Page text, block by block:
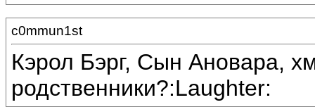
c0mmun1st
Кэрол Бэрг, Сын Ановара,
родственники?:Laughter: